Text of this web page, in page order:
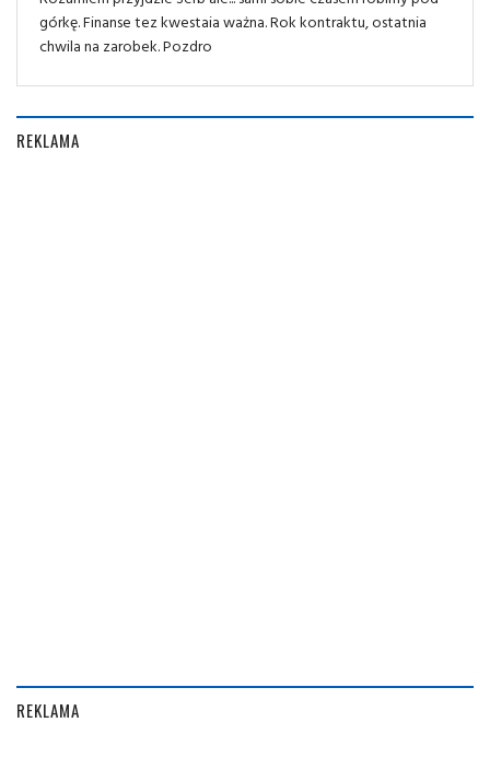
górkę. Finanse tez kwestaia ważna. Rok kontraktu, ostatnia
chwila na zarobek. Pozdro
REKLAMA
REKLAMA